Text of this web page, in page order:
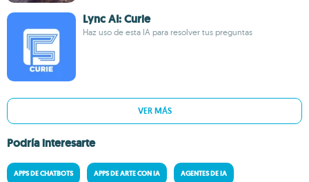
Lync AI: Curie
Haz uso de esta IA para resolver tus preguntas
VER MÁS
Podría interesarte
APPS DE CHATBOTS APPS DE ARTE CON IA AGENTES DE IA